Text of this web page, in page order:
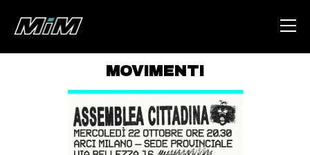
ABOUT
AREA
MOVIMENTI